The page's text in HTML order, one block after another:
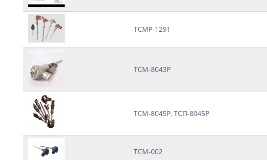
ТСМР-1291
ТСМ-8043Р
ТСМ-8045Р, ТСП-8045Р
ТСМ-002